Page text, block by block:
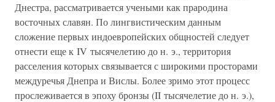
Днестра, рассматривается учеными как прародина
восточных славян. По лингвистическим данным
сложение первых индоевропейских общностей следует
отнести еще к IV тысячелетию до н. э., территория
расселения которых связывается с широкими просторами
междуречья Днепра и Вислы. Более зримо этот процесс
прослеживается в эпоху бронзы (II тысячелетие до н. э.),